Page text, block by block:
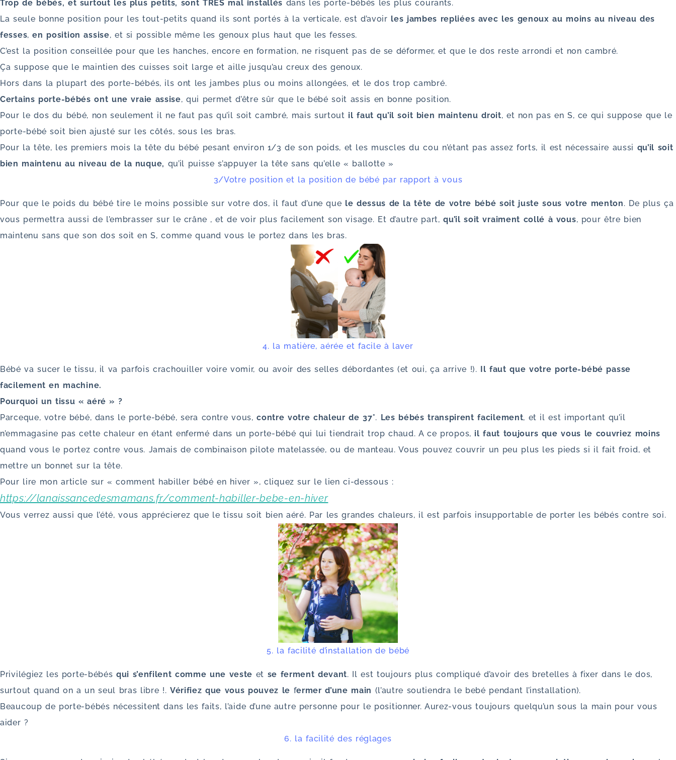
Trop de bébés, et surtout les plus petits, sont TRES mal installés dans les porte-bébés les plus courants.
La seule bonne position pour les tout-petits quand ils sont portés à la verticale, est d’avoir les jambes repliées avec les genoux au moins au niveau des
fesses, en position assise, et si possible même les genoux plus haut que les fesses.
C’est la position conseillée pour que les hanches, encore en formation, ne risquent pas de se déformer, et que le dos reste arrondi et non cambré.
Ça suppose que le maintien des cuisses soit large et aille jusqu’au creux des genoux.
Hors dans la plupart des porte-bébés, ils ont les jambes plus ou moins allongées, et le dos trop cambré.
Certains porte-bébés ont une vraie assise, qui permet d’être sûr que le bébé soit assis en bonne position.
Pour le dos du bébé, non seulement il ne faut pas qu’il soit cambré, mais surtout il faut qu’il soit bien maintenu droit, et non pas en S, ce qui suppose que le
porte-bébé soit bien ajusté sur les côtés, sous les bras.
Pour la tête, les premiers mois la tête du bébé pesant environ 1/3 de son poids, et les muscles du cou n’étant pas assez forts, il est nécessaire aussi qu’il soit
bien maintenu au niveau de la nuque, qu’il puisse s’appuyer la tête sans qu’elle « ballotte »
3/Votre position et la position de bébé par rapport à vous
Pour que le poids du bébé tire le moins possible sur votre dos, il faut d’une que le dessus de la tête de votre bébé soit juste sous votre menton. De plus ça
vous permettra aussi de l’embrasser sur le crâne , et de voir plus facilement son visage. Et d’autre part,qu’il soit vraiment collé à vous, pour être bien
maintenu sans que son dos soit en S, comme quand vous le portez dans les bras.
4. la matière, aérée et facile à laver
Bébé va sucer le tissu, il va parfois crachouiller voire vomir, ou avoir des selles débordantes (et oui, ça arrive !).
Il faut que votre porte-bébé passe
facilement en machine.
Pourquoi un tissu « aéré » ?
Parceque, votre bébé, dans le porte-bébé, sera contre vous,contre votre chaleur de 37°. Les bébés transpirent facilement, et il est important qu’il
n’emmagasine pas cette chaleur en étant enfermé dans un porte-bébé qui lui tiendrait trop chaud. A ce propos, il faut toujours que vous le couvriez moins
quand vous le portez contre vous. Jamais de combinaison pilote matelassée, ou de manteau. Vous pouvez couvrir un peu plus les pieds si il fait froid, et
mettre un bonnet sur la tête.
Pour lire mon article sur « comment habiller bébé en hiver », cliquez sur le lien ci-dessous :
https://lanaissancedesmamans.fr/comment-habiller-bebe-en-hiver
Vous verrez aussi que l’été, vous apprécierez que le tissu soit bien aéré. Par les grandes chaleurs, il est parfois insupportable de porter les bébés contre soi.
5. la facilité d’installation de bébé
Privilégiez les porte-bébés qui s’enfilent comme une veste et se ferment devant. Il est toujours plus compliqué d’avoir des bretelles à fixer dans le dos,
surtout quand on a un seul bras libre !. Vérifiez que vous pouvez le fermer d’une main (l’autre soutiendra le bebé pendant l’installation).
Beaucoup de porte-bébés nécessitent dans les faits, l’aide d’une autre personne pour le positionner. Aurez-vous toujours quelqu’un sous la main pour vous
aider ?
6. la facilité des réglages